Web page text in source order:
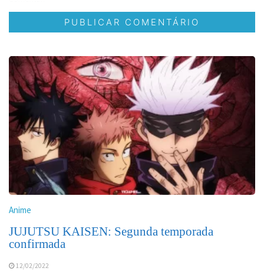
Anime
JUJUTSU KAISEN: Segunda temporada
confirmada
12/02/2022